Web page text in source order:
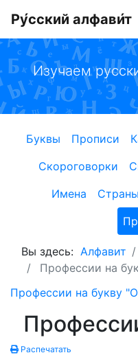
Ру́сский алфави́т
Изучаем
Буквы Прописи
Скороговорки
Имена
Страны
Вы здесь: Алфавит
Профессии на
Профессии на букву
Распечатать